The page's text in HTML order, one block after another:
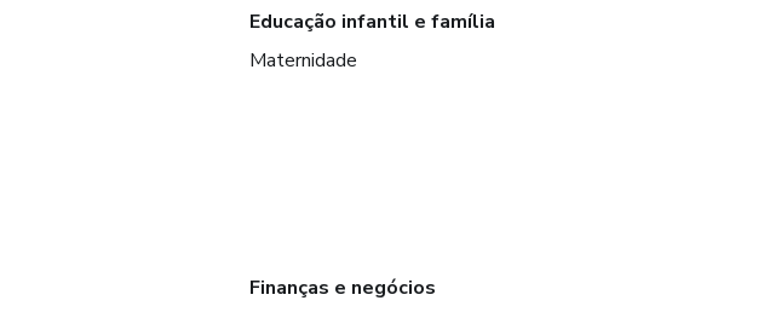
Educação infantil e família
Maternidade
Finanças e negócios